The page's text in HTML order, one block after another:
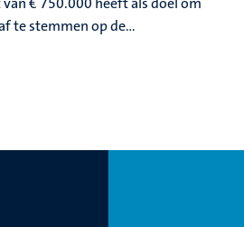
te stemmen op de...